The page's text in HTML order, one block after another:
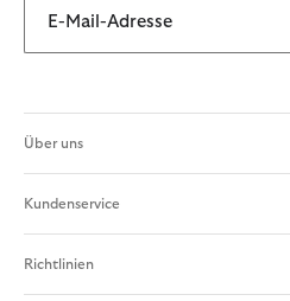
E-Mail-Adresse
Über uns
Kundenservice
Richtlinien